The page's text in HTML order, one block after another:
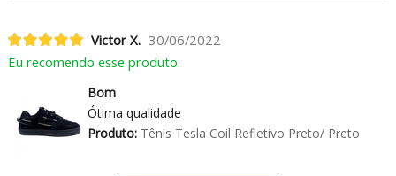
Victor X. 30/06/2022
Eu recomendo esse produto.
Bom
Ótima qualidade
Produto:Tênis Tesla Coil Refletivo Preto/ Preto